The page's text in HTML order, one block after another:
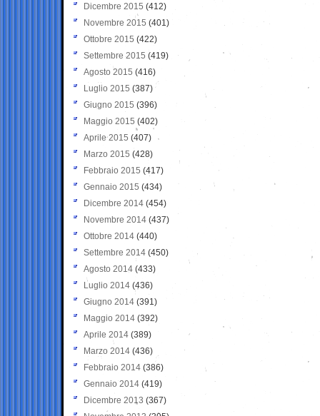
Dicembre 2015 (412)
Novembre 2015 (401)
Ottobre 2015 (422)
Settembre 2015 (419)
Agosto 2015 (416)
Luglio 2015 (387)
Giugno 2015 (396)
Maggio 2015 (402)
Aprile 2015 (407)
Marzo 2015 (428)
Febbraio 2015 (417)
Gennaio 2015 (434)
Dicembre 2014 (454)
Novembre 2014 (437)
Ottobre 2014 (440)
Settembre 2014 (450)
Agosto 2014 (433)
Luglio 2014 (436)
Giugno 2014 (391)
Maggio 2014 (392)
Aprile 2014 (389)
Marzo 2014 (436)
Febbraio 2014 (386)
Gennaio 2014 (419)
Dicembre 2013 (367)